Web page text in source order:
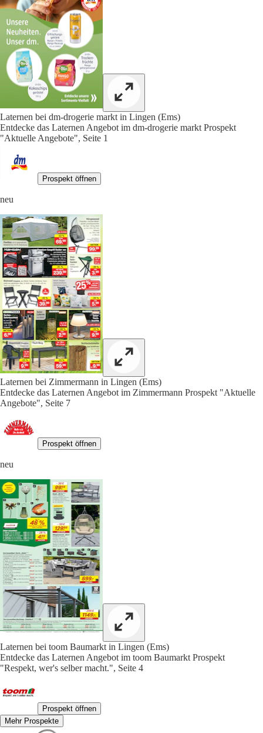
Laternen bei dm-drogerie markt in Lingen (Ems)
Entdecke das Laternen Angebot im dm-drogerie markt Prospekt
"Aktuelle Angebote", Seite 1
Prospekt öffnen
neu
Laternen bei Zimmermann in Lingen (Ems)
Entdecke das Laternen Angebot im Zimmermann Prospekt "Aktuelle
Angebote", Seite 7
Prospekt öffnen
neu
Laternen bei toom Baumarkt in Lingen (Ems)
Entdecke das Laternen Angebot im toom Baumarkt Prospekt
"Respekt, wer's selber macht.", Seite 4
Prospekt öffnen
Mehr Prospekte